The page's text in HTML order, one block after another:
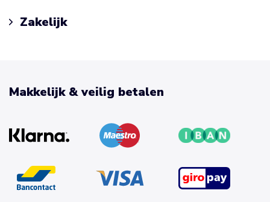
Zakelijk
Makkelijk & veilig betalen